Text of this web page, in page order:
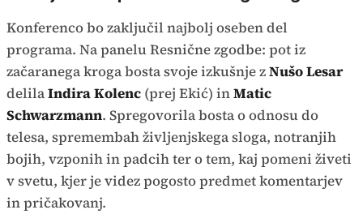
Konferenco bo zaključil najbolj oseben del
programa. Na panelu Resnične zgodbe: pot iz
začaranega kroga bosta svoje izkušnje zNušo Lesar
delilaIndira Kolenc (prej Ekić) inMatic
Schwarzmann. Spregovorila bosta o odnosu do
telesa, spremembah življenjskega sloga, notranjih
bojih, vzponih in padcih ter o tem, kaj pomeni živeti
v svetu, kjer je videz pogosto predmet komentarjev
in pričakovanj.